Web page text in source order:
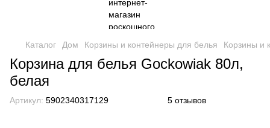
Каталог Дом Корзины и контейнеры для белья Корзины и
Корзина для белья Gockowiak 80л,
белая
Артикул: 5902340317129 5 отзывов